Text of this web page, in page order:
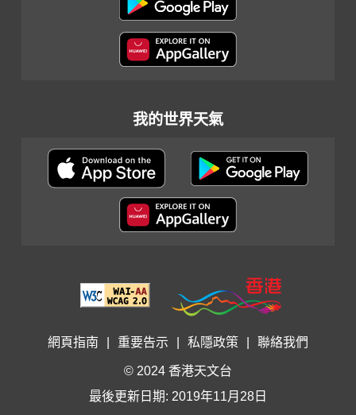
我的世界天氣
網頁指南 重要告示 私隱政策 聯絡我們
© 2024 香港天文台
最後更新日期: 2019年11月28日